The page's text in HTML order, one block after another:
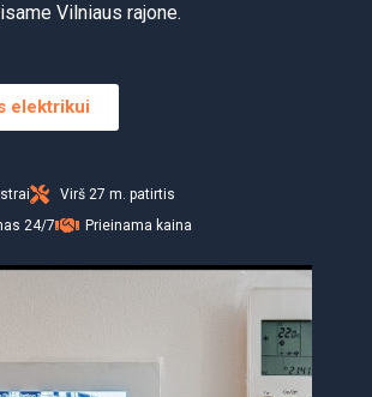
Vilniaus rajone.
elektrikui
Virš 27 m. patirtis
24/7
Prieinama kaina